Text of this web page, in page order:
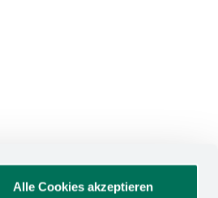
Alle Cookies akzeptieren